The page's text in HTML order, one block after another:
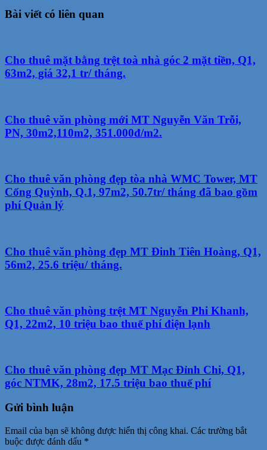
Bài viết có liên quan
Cho thuê mặt bằng trệt toà nhà góc 2 mặt tiền, Q1,
63m2, giá 32,1 tr/ tháng.
Cho thuê văn phòng mới MT Nguyễn Văn Trỗi,
PN, 30m2,110m2, 351.000đ/m2.
Cho thuê văn phòng đẹp tòa nhà WMC Tower, MT
Cống Quỳnh, Q.1, 97m2, 50.7tr/ tháng đã bao gồm
phí Quản lý
Cho thuê văn phòng đẹp MT Đinh Tiên Hoàng, Q1,
56m2, 25.6 triệu/ tháng.
Cho thuê văn phòng trệt MT Nguyễn Phi Khanh,
Q1, 22m2, 10 triệu bao thuế phí điện lạnh
Cho thuê văn phòng đẹp MT Mạc Đỉnh Chi, Q1,
góc NTMK, 28m2, 17.5 triệu bao thuế phí
Gửi bình luận
Email của bạn sẽ không được hiển thị công khai. Các trường bắt
buộc được đánh dấu *